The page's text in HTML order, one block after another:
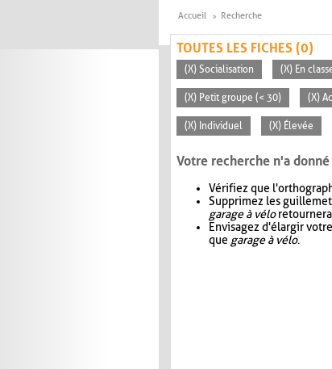
Accueil Recherche
TOUTES LES FICHES (0)
(X) Socialisation (X) En
(X) Petit groupe (< 30) (X)
(X) Individuel (X) Élevée
Votre recherche n'a
Vérifiez que
Supprimez les
garage à véloretournera
Envisagez d'élargir
que garage à vélo.